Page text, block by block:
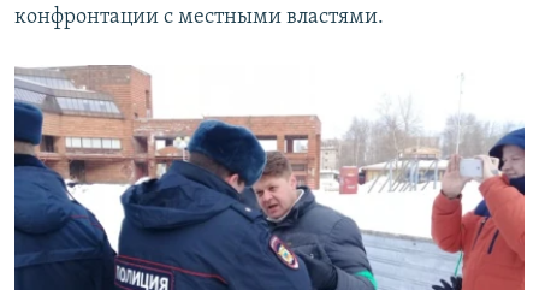
конфронтации с местными властями.